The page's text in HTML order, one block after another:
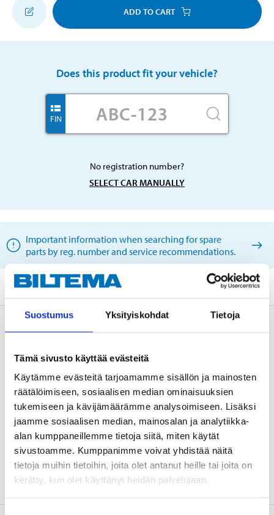
Suostumus Yksityiskohdat Tietoja
Tämä sivusto käyttää evästeitä
Käytämme evästeitä tarjoamamme sisällön ja mainosten
räätälöimiseen, sosiaalisen median ominaisuuksien
tukemiseen ja kävijämäärämme analysoimiseen. Lisäksi
jaamme sosiaalisen median, mainosalan ja analytiikka-
alan kumppaneillemme tietoja siitä, miten käytät
sivustoamme. Kumppanimme voivat yhdistää näitä
tietoja muihin tietoihin, joita olet antanut heille tai joita on
kerätty, kun olet käyttänyt heidän palvelujaan.
ADD TO CART
Does this product fit your vehicle?
FIN
No registration number?
SELECT CAR MANUALLY
Important information when searching for spare
parts by reg. number and service recommendations.
Description
Technical specifications
286 mm
Width
192 mm
43 mm